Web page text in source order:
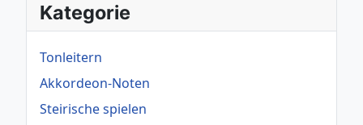
Kategorie
Tonleitern
Akkordeon-Noten
Steirische spielen